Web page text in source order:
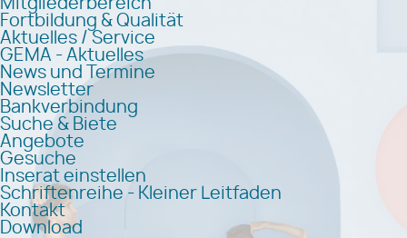
Mitgliederbereich
Fortbildung & Qualität
Aktuelles / Service
GEMA - Aktuelles
News und Termine
Newsletter
Bankverbindung
Suche & Biete
Angebote
Gesuche
Inserat einstellen
Schriftenreihe - Kleiner Leitfaden
Kontakt
Download